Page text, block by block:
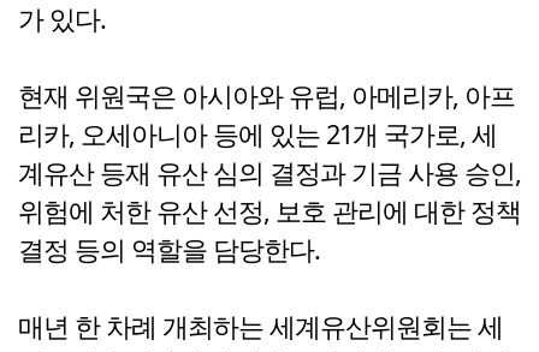
가 있다.
현재 위원국은 아시아와 유럽, 아메리카, 아프
리카, 오세아니아 등에 있는 21개 국가로, 세
계유산 등재 유산 심의 결정과 기금 사용 승인,
위험에 처한 유산 선정, 보호 관리에 대한 정책
결정 등의 역할을 담당한다.
매년 한 차례 개최하는 세계유산위원회는 세